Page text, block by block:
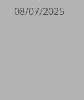
08/07/2025